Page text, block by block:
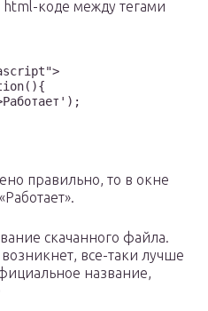
коде между тегами
правильно, то в окне
скачанного файла.
все-таки лучше
название,